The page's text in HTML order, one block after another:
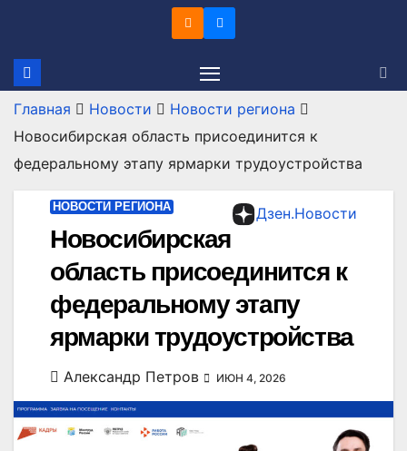
содержимому
Главная Новости
Новости региона
Новосибирская область присоединится к
федеральному этапу ярмарки трудоустройства
Дзен.Новости
НОВОСТИ РЕГИОНА
Новосибирская
область присоединится к
федеральному этапу
ярмарки трудоустройства
Александр Петров ИЮН 4, 2026